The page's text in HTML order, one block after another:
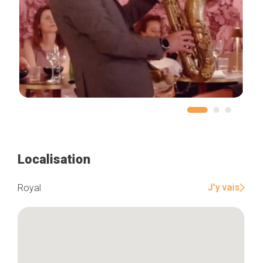
Localisation
Royal J'y vais